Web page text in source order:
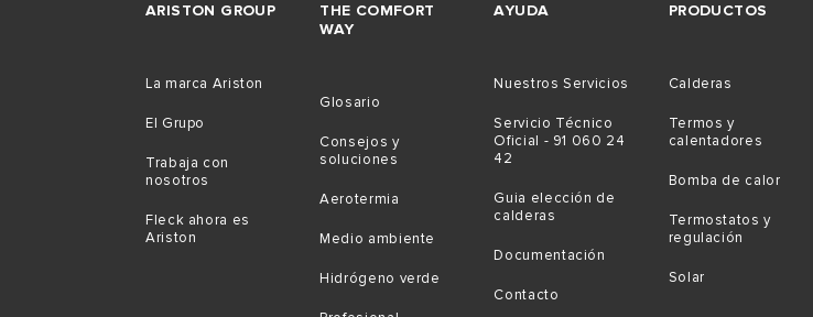
ARISTON GROUP
La marca Ariston
El Grupo
Trabaja con
nosotros
Fleck ahora es
Ariston
THE COMFORT
WAY
Glosario
Consejos y
soluciones
Aerotermia
Medio ambiente
Hidrógeno verde
AYUDA
Nuestros Servicios
Servicio Técnico
Oficial - 91 060 24
42
Guia elección de
calderas
Documentación
Contacto
PRODUCTOS
Calderas
Termos y
calentadores
Bomba de calor
Termostatos y
regulación
Solar